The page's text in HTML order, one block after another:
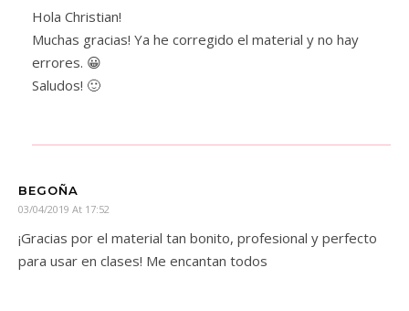
Hola Christian!
Muchas gracias! Ya he corregido el material y no hay
errores. 😀
Saludos! 🙂
BEGOÑA
03/04/2019 At 17:52
¡Gracias por el material tan bonito, profesional y perfecto
para usar en clases! Me encantan todos